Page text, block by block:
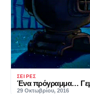
ΣΕΙΡΈΣ
Ένα πρόγραμμα…
29 Οκτωβρίου, 2016